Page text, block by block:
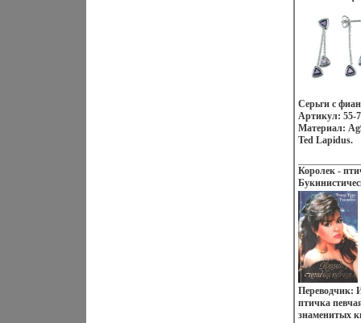
Серьги с
Артикул: 55-
Материал:
Ted Lapidus.
Королек -
Очень
Твердый
00765-1
(~130х205
Переводчик:
птичка
знаменитых